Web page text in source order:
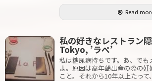
Read
私の好きなレストラン
Tokyo, ’ラぺ’
私は糖尿病持ちです。あ、でも
よ。原因は高年齢出産の際の
こと。それから10年以上たって